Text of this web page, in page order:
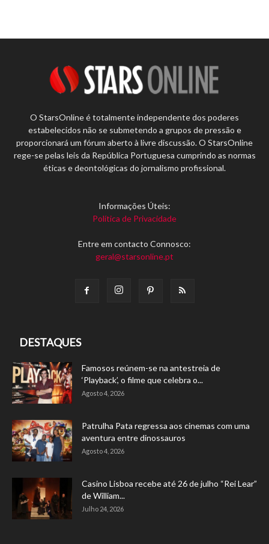
O StarsOnline é totalmente independente dos poderes
estabelecidos não se submetendo a grupos de pressão e
proporcionará um fórum aberto à livre discussão. O StarsOnline
rege-se pelas leis da República Portuguesa cumprindo as normas
éticas e deontológicas do jornalismo profissional.
Informações Úteis:
Política de Privacidade
Entre em contacto Connosco:
geral@starsonline.pt
DESTAQUES
Famosos reúnem-se na antestreia de
‘Playback’, o filme que celebra o...
Agosto 4, 2026
Patrulha Pata regressa aos cinemas com uma
aventura entre dinossauros
Agosto 4, 2026
Casino Lisboa recebe até 26 de julho “Rei Lear”
de William...
Julho 24, 2026